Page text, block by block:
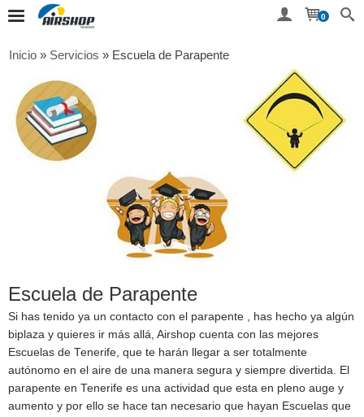
0
Inicio » Servicios » Escuela de Parapente
Escuela de Parapente
Si has tenido ya un contacto con el parapente , has hecho ya algún
biplaza y quieres ir más allá, Airshop cuenta con las mejores
Escuelas de Tenerife, que te harán llegar a ser totalmente
autónomo en el aire de una manera segura y siempre divertida. El
parapente en Tenerife es una actividad que esta en pleno auge y
aumento y por ello se hace tan necesario que hayan Escuelas que